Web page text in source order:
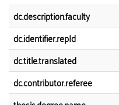
dc.description.faculty
dc.identifier.repId
dc.title.translated
dc.contributor.referee